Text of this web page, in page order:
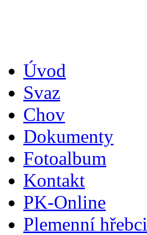
Úvod
Svaz
Chov
Dokumenty
Fotoalbum
Kontakt
PK-Online
Plemenní hřebci